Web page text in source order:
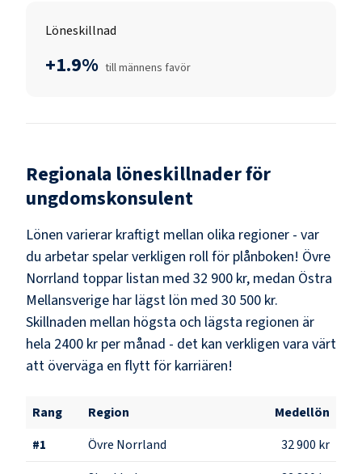
Löneskillnad
+1.9% till männens favör
Regionala löneskillnader för
ungdomskonsulent
Lönen varierar kraftigt mellan olika regioner - var
du arbetar spelar verkligen roll för plånboken! Övre
Norrland toppar listan med 32 900 kr, medan Östra
Mellansverige har lägst lön med 30 500 kr.
Skillnaden mellan högsta och lägsta regionen är
hela 2400 kr per månad - det kan verkligen vara värt
att överväga en flytt för karriären!
Rang Region
Medellön
#1 Övre Norrland
32 900 kr